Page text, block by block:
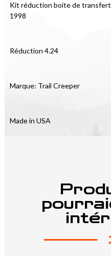
Kit réduction boite de transfert
1998
Réduction 4.24
Marque: Trail Creeper
Made in USA